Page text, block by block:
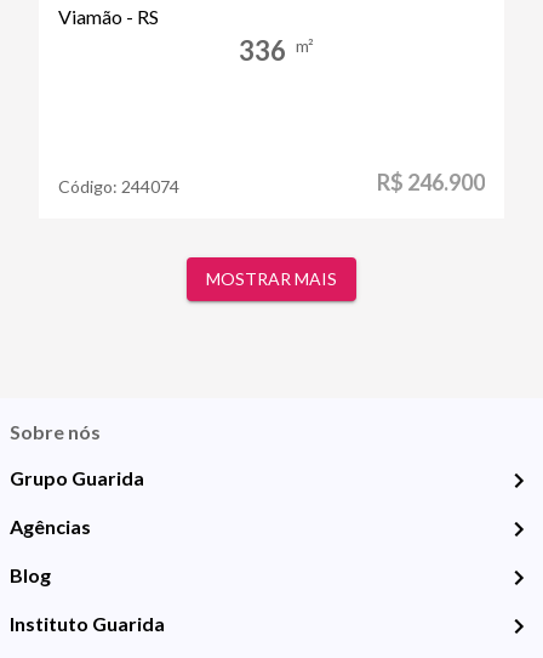
Viamão - RS
336 m²
Código: 244074 R$ 246.900
MOSTRAR MAIS
Sobre nós
Grupo Guarida
Agências
Blog
Instituto Guarida